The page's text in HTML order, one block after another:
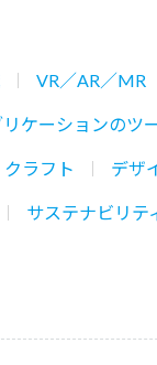
VR／AR／MR
ケーションのツ
クラフト デザ
サステナビリテ